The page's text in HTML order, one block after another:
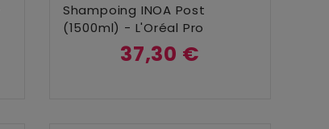
Ajouter Au Panier
Shampoing INOA Post
(1500ml) - L'Oréal Pro
37,30 €